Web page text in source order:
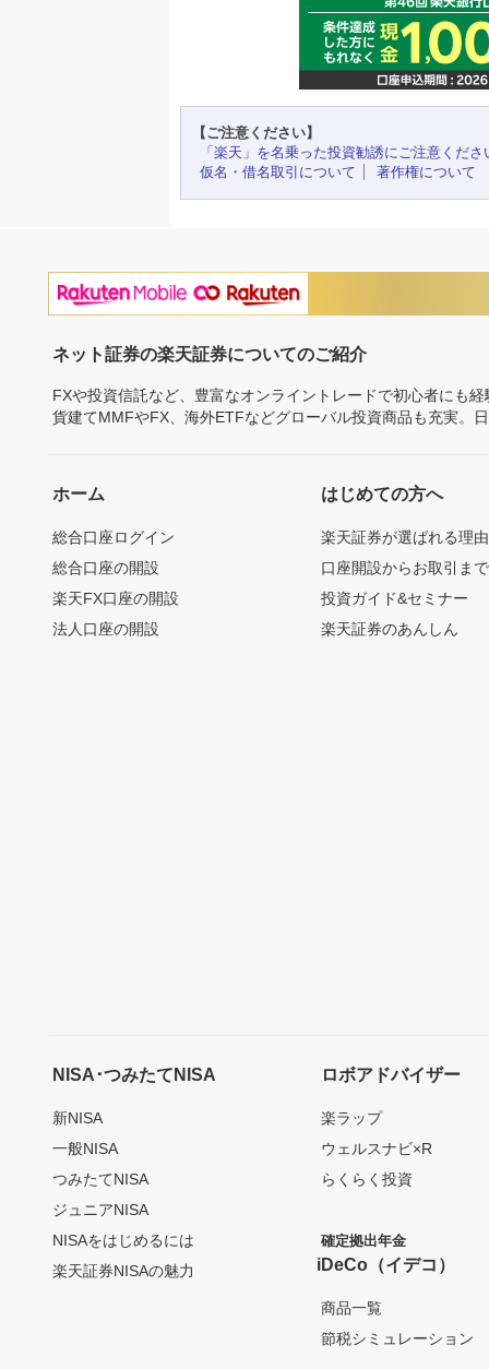
【ご注意ください】
「楽天」を名乗った投資勧誘にご注意くださ
仮名・借名取引について
著作権について
ネット証券の楽天証券についてのご紹介
FXや投資信託など、豊富なオンライントレードで初心者にも
貨建てMMFやFX、海外ETFなどグローバル投資商品も充実。
ホーム
総合口座ログイン
総合口座の開設
楽天FX口座の開設
法人口座の開設
はじめての方へ
楽天証券が選ばれる理由
口座開設からお取引ま
投資ガイド&セミナー
楽天証券のあんしん
NISA･つみたてNISA
新NISA
一般NISA
つみたてNISA
ジュニアNISA
NISAをはじめるには
楽天証券NISAの魅力
ロボアドバイザー
楽ラップ
ウェルスナビ×R
らくらく投資
確定拠出年金
iDeCo（イデコ）
商品一覧
節税シミュレーション